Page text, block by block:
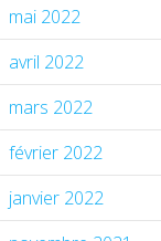
mai 2022
avril 2022
mars 2022
février 2022
janvier 2022